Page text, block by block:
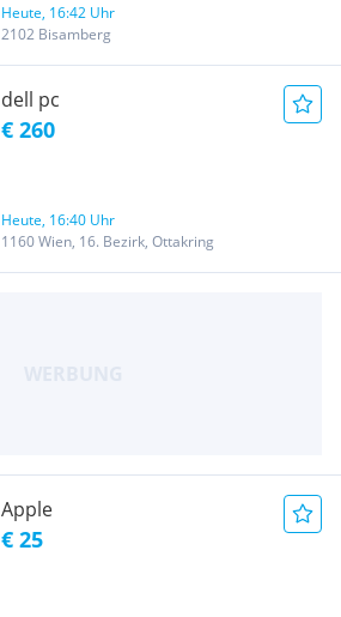
Heute, 16:42 Uhr
2102 Bisamberg
dell pc
€ 260
Heute, 16:40 Uhr
1160 Wien, 16. Bezirk, Ottakring
Apple
€ 25